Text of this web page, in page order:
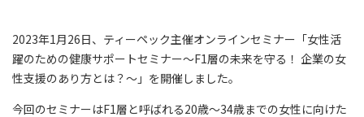
2023年1月26日、ティーペック主催オンラインセミナー「女性活
躍のための健康サポートセミナー～F1層の未来を守る！ 企業の女
性支援のあり方とは？～」を開催しました。
今回のセミナーはF1層と呼ばれる20歳～34歳までの女性に向けた